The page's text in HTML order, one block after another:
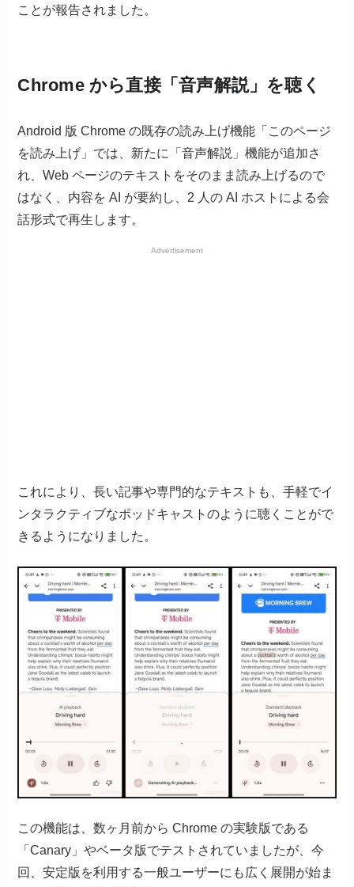
ことが報告されました。
Chrome から直接「音声解説」を聴く
Android 版 Chrome の既存の読み上げ機能「このページ
を読み上げ」では、新たに「音声解説」機能が追加さ
れ、Web ページのテキストをそのまま読み上げるので
はなく、内容を AI が要約し、2 人の AI ホストによる会
話形式で再生します。
Advertisement
これにより、長い記事や専門的なテキストも、手軽でイ
ンタラクティブなポッドキャストのように聴くことがで
きるようになりました。
この機能は、数ヶ月前から Chrome の実験版である
「Canary」やベータ版でテストされていましたが、今
回、安定版を利用する一般ユーザーにも広く展開が始ま